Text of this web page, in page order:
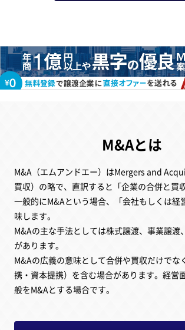
M&Aとは
M&A（エムアンドエー）はMergers and
買収）の略で、直訳すると「企業の合併と買
一般的にM&Aという場合、「会社もしくは経
味します。
M&Aの主な手法としては株式譲渡、事業譲渡
があります。
M&Aの広義の意味として合併や買収だけでな
携・資本提携）を含む場合があります。経営
般をM&Aとする場合です。